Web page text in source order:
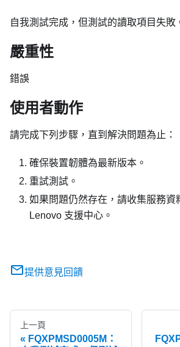
自我測試完成，但測試的讀取項目失敗
嚴重性
錯誤
使用者動作
請完成下列步驟，直到解決問題為止：
確保裝置韌體為最新版本。
重試測試。
如果問題仍然存在，請收集服務資
Lenovo 支援中心。
提供意見回饋
上一頁
FQXPMSD0005M：